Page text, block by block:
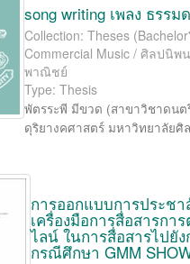
song writing เพลง ธรรม
Collection: Theses
Commercial Music / ศิลปนิพ
พาณิชย์
Type: Thesis
พัตรระพี มีขวด (สาขาวิชาดน
ดุริยางคศาสตร์ มหาวิทยาลัยศิ
การออกแบบการประช
เครื่องมือการสื่อสารกา
ไลน์ ในการสื่อสารไปยั
กรณีศึกษา GMM